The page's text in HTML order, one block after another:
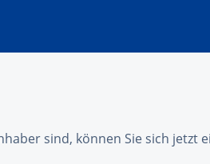
sind, können Sie sich jetzt